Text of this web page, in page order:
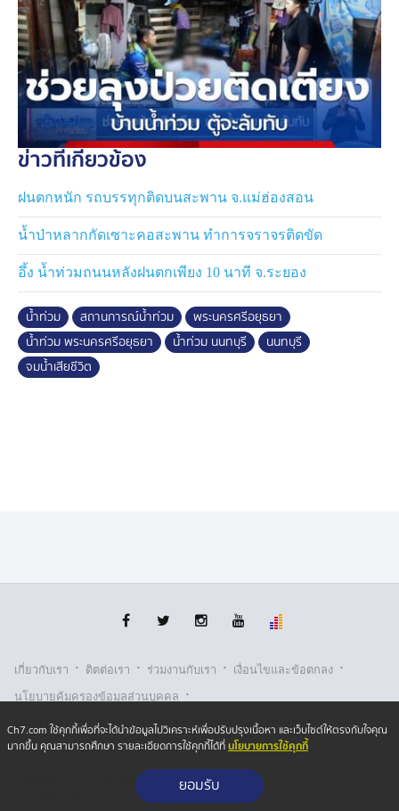
ตำรวจ สภ.เมืองนนทบุรี เข้าตรวจสอบเหตุ คุณยายอายุ 84
ปี จมน้ำเสียชีวิตอยู่ในบ้าน เสียชีวิต
ลูกสาวของผู้เสียชีวิตกล่าวว่า ยายมีโรคประจำตัวหลายโรค
มือข้างขวาจะหยิบจับไม่ค่อยถนัดเวลาเดินต้องใช้ไม้เท้า
ตอนนี้น้ำท่วมเข้าไปถึงในบ้าน เวลาที่ลูกไปทำงาน หลาน
ชายไปเรียนหนังสือ ยายต้องอยู่บ้านคนเดียว น้ำท่วมสูง เวลา
ยายจะเข้าห้องน้ำลำบากมาก
จนมาเกิดเหตุเศร้าสลด เมื่อหลานชาย กลับมาจากโรงเรียน
ดันประตูบ้านแต่เปิดประตูไม่ได้ เพราะยายนอนเสียชีวิตขวาง
ประตูอยู่ในบ้าน
ข่าวที่เกี่ยวข้อง
ฝนตกหนัก รถบรรทุกติดบนสะพาน จ.แม่ฮ่องสอน
น้ำป่าหลากกัดเซาะคอสะพาน ทำการจราจรติดขัด
อึ้ง น้ำท่วมถนนหลังฝนตกเพียง 10 นาที จ.ระยอง
น้ำท่วม สถานการณ์น้ำท่วม
พระนครศรีอยุธยา
น้ำท่วม พระนครศรีอยุธยา
น้ำท่วม นนทบุรี
นนทบุรี
จมน้ำเสียชีวิต
เกี่ยวกับเรา · ติตต่อเรา · ร่วมงานกับเรา · เงื่อนไขและข้อตกลง ·
นโยบายคุ้มครองข้อมูลส่วนบุคคล ·
นโยบายคุ้มครองข้อมูลส่วนบุคคล (ออนไลน์) · นโยบายคุกกี้ ·
รับเรื่องร้องเรียน
Copyright © 2026 Bangkok Broadcasting & T.V. Co.,Ltd.
Ch7.com ใช้คุกกี้เพื่อที่จะได้นำข้อมูลไปวิเคราะห์เพื่อปรับปรุงเนื้อหา และเว็บไซต์ให้ตรงกับใจคุณ
มากขึ้น คุณสามารถศึกษา รายละเอียดการใช้คุกกี้ได้ที่นโยบายการใช้คุกกี้
ยอมรับ